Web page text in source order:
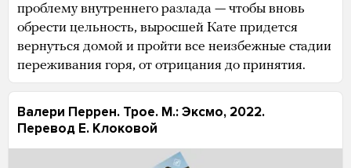
проблему внутреннего разлада — чтобы вновь
обрести цельность, выросшей Кате придется
вернуться домой и пройти все неизбежные стадии
переживания горя, от отрицания до принятия.
Валери Перрен. Трое. М.: Эксмо, 2022.
Перевод Е. Клоковой